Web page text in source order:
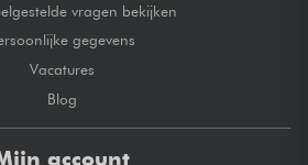
vragen bekijken
gegevens
Vacatures
Blog
account